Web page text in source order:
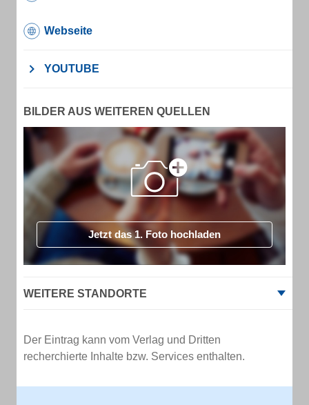
Webseite
YOUTUBE
BILDER AUS WEITEREN QUELLEN
Jetzt das 1. Foto hochladen
WEITERE STANDORTE
Der Eintrag kann vom Verlag und Dritten
recherchierte Inhalte bzw. Services enthalten.